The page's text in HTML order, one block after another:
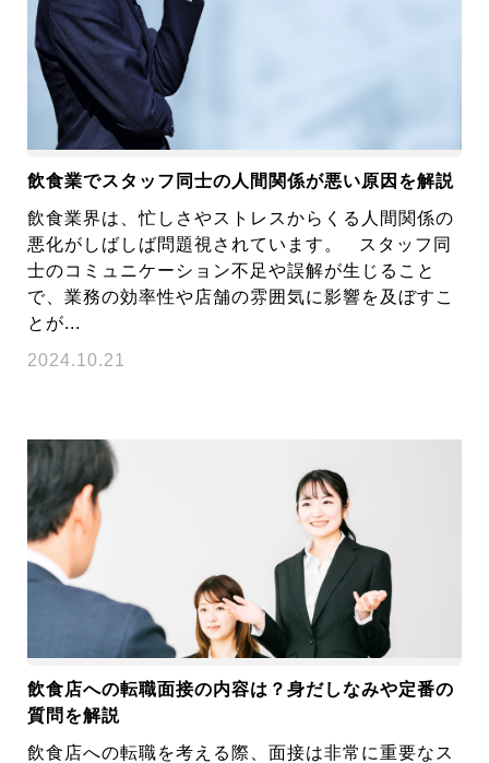
飲食業でスタッフ同士の人間関係が悪い原因を解説
飲食業界は、忙しさやストレスからくる人間関係の
悪化がしばしば問題視されています。 スタッフ同
士のコミュニケーション不足や誤解が生じること
で、業務の効率性や店舗の雰囲気に影響を及ぼすこ
とが...
2024.10.21
飲食店への転職面接の内容は？身だしなみや定番の
質問を解説
飲食店への転職を考える際、面接は非常に重要なス